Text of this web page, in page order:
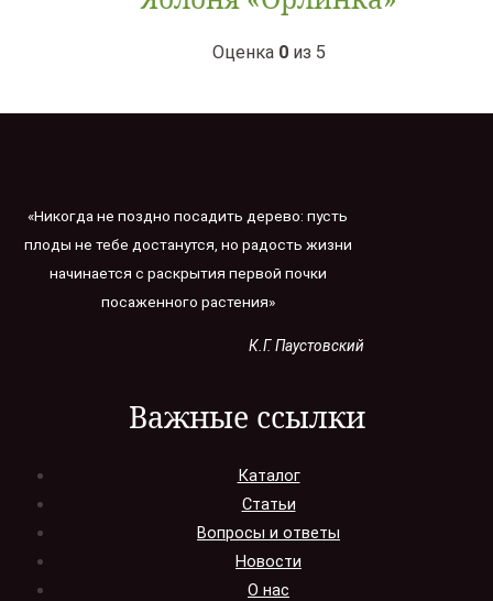
Оценка 0из 5
«Никогда не поздно посадить дерево: пусть
плоды не тебе достанутся, но радость жизни
начинается с раскрытия первой почки
посаженного растения»
К.Г. Паустовский
Важные ссылки
Каталог
Статьи
Вопросы и ответы
Новости
О нас